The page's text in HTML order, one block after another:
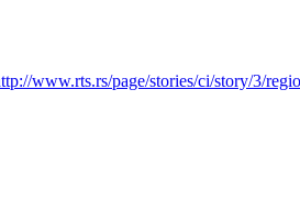
www.rts.rs/page/stories/ci/story/3/